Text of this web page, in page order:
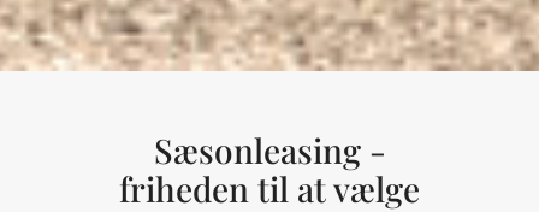
Sæsonleasing -
friheden til at vælge